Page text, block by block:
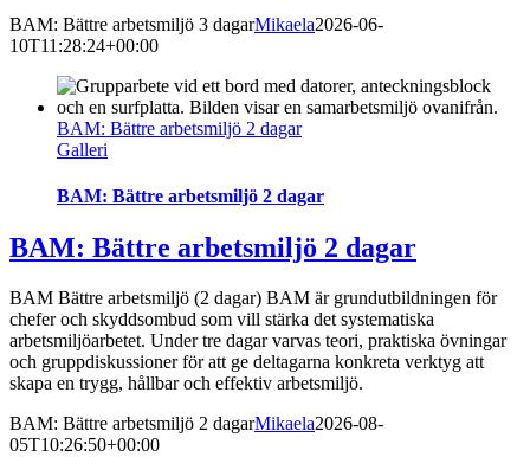
BAM: Bättre arbetsmiljö 3 dagarMikaela2026-06-
10T11:28:24+00:00
BAM: Bättre arbetsmiljö 2 dagar
Galleri
BAM: Bättre arbetsmiljö 2 dagar
BAM: Bättre arbetsmiljö 2 dagar
BAM Bättre arbetsmiljö (2 dagar) BAM är grundutbildningen för
chefer och skyddsombud som vill stärka det systematiska
arbetsmiljöarbetet. Under tre dagar varvas teori, praktiska övningar
och gruppdiskussioner för att ge deltagarna konkreta verktyg att
skapa en trygg, hållbar och effektiv arbetsmiljö.
BAM: Bättre arbetsmiljö 2 dagarMikaela2026-08-
05T10:26:50+00:00